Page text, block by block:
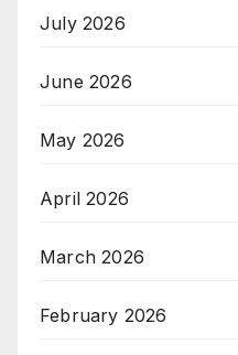
July 2026
June 2026
May 2026
April 2026
March 2026
February 2026